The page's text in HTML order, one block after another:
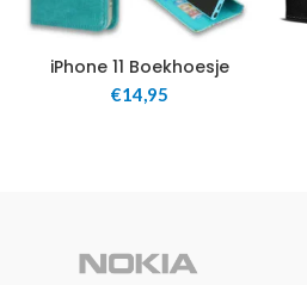
iPhone 11 Boekhoesje
€14,95